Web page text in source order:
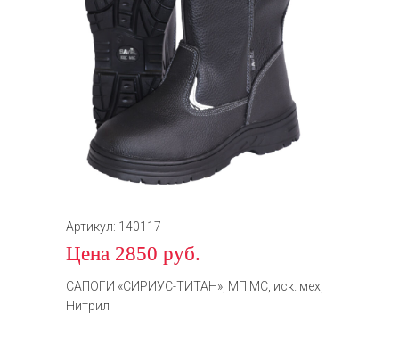
Артикул: 140117
Цена 2850 руб.
САПОГИ «СИРИУС-ТИТАН», МП МС, иск. мех,
Нитрил